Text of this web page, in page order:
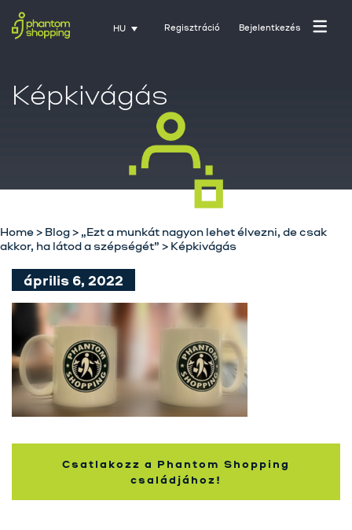
HU Regisztráció Bejelentkezés
Főoldal
Üzletágak
Szolgáltatásaink
Karrier
Kapcsolat
Tréning
Próbavásárlóknak
Képkivágás
Home> Blog> „Ezt a munkát nagyon lehet élvezni, de csak
akkor, ha látod a szépségét” > Képkivágás
április 6, 2022
Csatlakozz a Phantom Shopping
családjához!